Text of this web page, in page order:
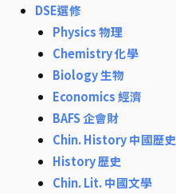
DSE選修
Physics 物理
Chemistry 化學
Biology 生物
Economics 經濟
BAFS 企會財
Chin. History 中國歷史
History 歷史
Chin. Lit. 中國文學